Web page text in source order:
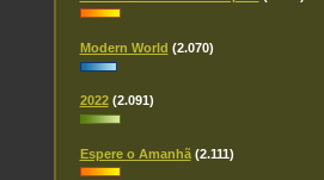
Modern World (2.070)
2022 (2.091)
Espere o Amanhã (2.111)